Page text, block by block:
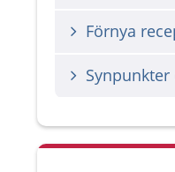
Förnya